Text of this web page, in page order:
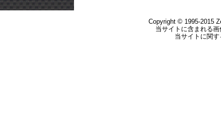
Copyright © 1995-2015
当サイトに含まれる
当サイトに関